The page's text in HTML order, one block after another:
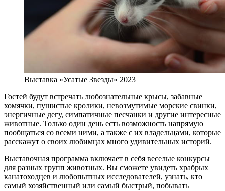
Выставка «Усатые Звезды» 2023
Гостей будут встречать любознательные крысы, забавные
хомячки, пушистые кролики, невозмутимые морские свинки,
энергичные дегу, симпатичные песчанки и другие интересные
животные. Только один день есть возможность напрямую
пообщаться со всеми ними, а также с их владельцами, которые
расскажут о своих любимцах много удивительных историй.
Выставочная программа включает в себя веселые конкурсы
для разных групп животных. Вы сможете увидеть храбрых
канатоходцев и любопытных исследователей, узнать, кто
самый хозяйственный или самый быстрый, побывать